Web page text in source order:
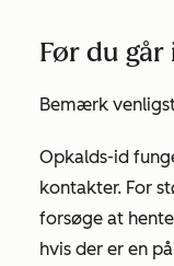
Før du går
Bemærk
Opkalds-id
kontakter. For
forsøge at
hvis der er en